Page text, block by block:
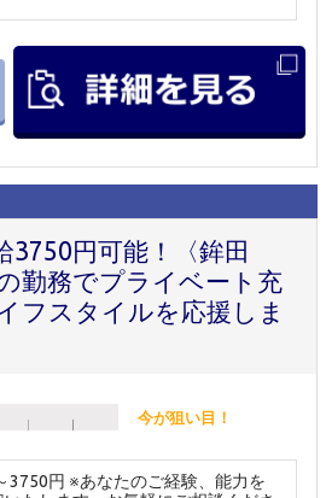
3750円可能！〈鉾田
勤務でプライベート充
フスタイルを応援しま
今が狙い目！
3750円 ※あなたのご経験、能力を